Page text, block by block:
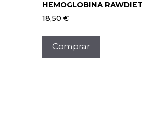
HEMOGLOBINA
18,50€
Comprar
tiene